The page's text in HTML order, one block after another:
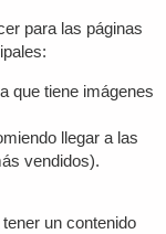
para las páginas
que tiene imágenes
llegar a las
vendidos).
un contenido